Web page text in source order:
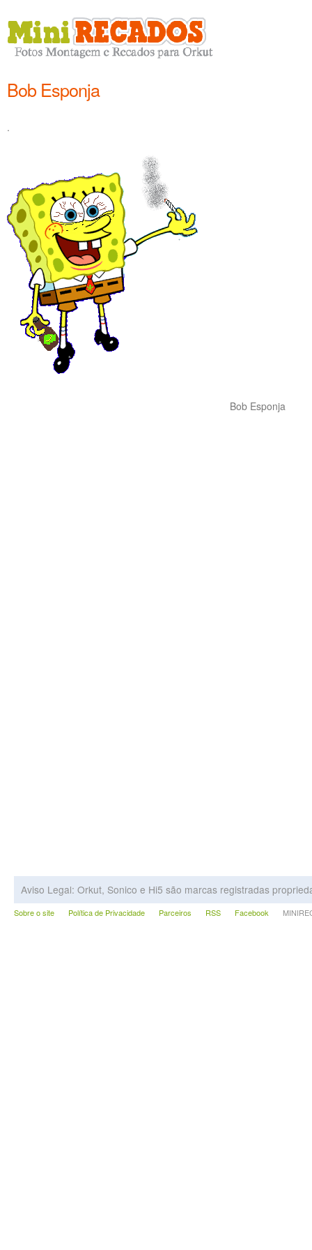
Bob Esponja
.
Bob Esponja
Aviso Legal: Orkut, Sonico e Hi5 são marcas registradas
Sobre o site Política de Privacidade Parceiros RSS Facebook